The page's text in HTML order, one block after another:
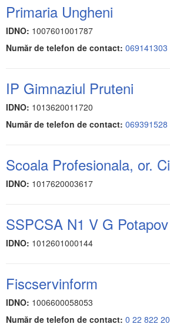
Primaria Ungheni
IDNO: 1007601001787
Număr de telefon de contact: 069141303
IP Gimnaziul Pruteni
IDNO: 1013620011720
Număr de telefon de contact: 069391528
Scoala Profesionala, or.
IDNO: 1017620003617
SSPCSA N1 V G Potapov
IDNO: 1012601000144
Fiscservinform
IDNO: 1006600058053
Număr de telefon de contact: 0 22 822